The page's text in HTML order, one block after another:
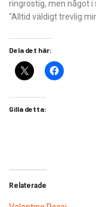
ringrostig, men något i
"Alltid väldigt trevlig
Dela det här:
Gilla detta:
Relaterade